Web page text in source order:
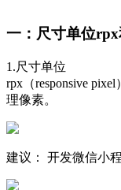
一：尺寸单位
1.尺寸单位
rpx（responsive
理像素。
建议： 开发微信小